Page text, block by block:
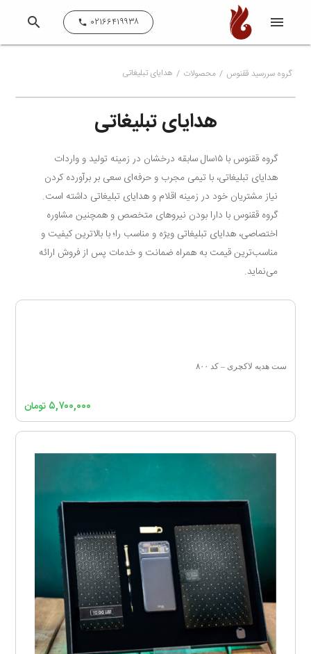
close menu ۰۲۱۶۶۴۱۹۹۳۸ call
search
گروه سررسید ققنوس محصولات هدایای تبلیغاتی
هدایای تبلیغاتی
گروه ققنوس با ۱۵سال سابقه درخشان در زمینه تولید و واردات
هدایای تبلیغاتی، با تیمی مجرب و حرفه‌ای سعی بر برآورده کردن
نیاز مشتریان خود در زمینه اقلام و هدایای تبلیغاتی داشته است.
گروه ققنوس با دارا بودن نیروهای متخصص و همچنین مشاوره
اختصاصی، هدایای تبلیغاتی ویژه و مناسب را؛ با بالاترین کیفیت و
مناسب‌ترین قیمت به همراه ضمانت و خدمات پس از فروش ارائه
می‌نماید.
ست هدیه لاکچری – کد ۸۰۰
۵,۷۰۰,۰۰۰ تومان